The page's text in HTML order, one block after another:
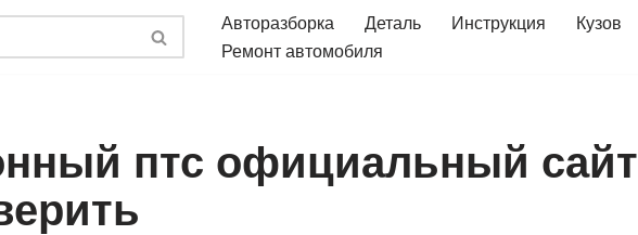
Авторазборка Деталь Инструкция Кузов
Ремонт автомобиля
птс официальный сайт